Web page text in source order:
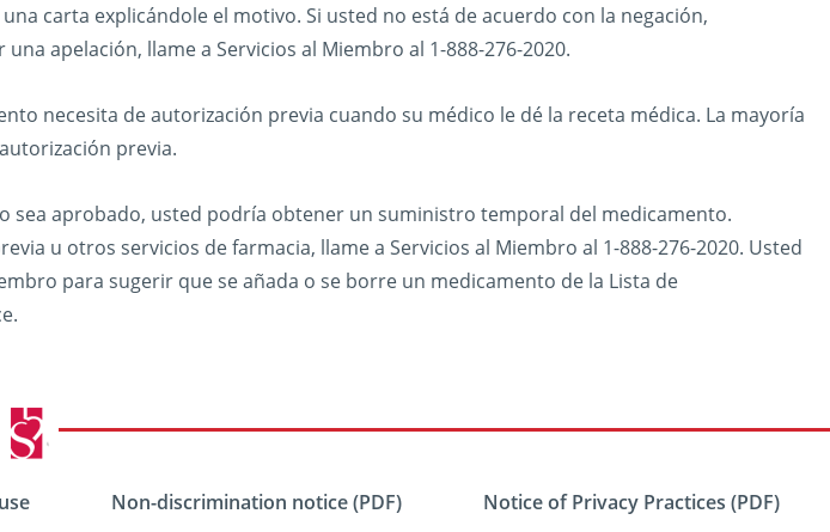
carta explicándole el motivo. Si usted no está de acuerdo con la negación,
una apelación, llame a Servicios al Miembro al 1-888-276-2020.
necesita de autorización previa cuando su médico le dé la receta médica. La mayoría
previa.
sea aprobado, usted podría obtener un suministro temporal del medicamento.
u otros servicios de farmacia, llame a Servicios al Miembro al 1-888-276-2020. Usted
para sugerir que se añada o se borre un medicamento de la Lista de
Non-discrimination notice (PDF) Notice of Privacy Practices (PDF)